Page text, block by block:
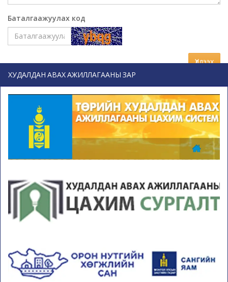
Баталгаажуулах код
Үлдээх
ХУДАЛДАН АВАХ АЖИЛЛАГААНЫ ЗАР